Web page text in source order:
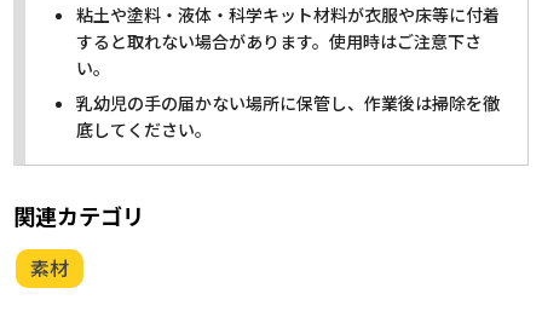
粘土や塗料・液体・科学キット材料が衣服や床等に付着
すると取れない場合があります。使用時はご注意下さ
い。
乳幼児の手の届かない場所に保管し、作業後は掃除を徹
底してください。
関連カテゴリ
素材